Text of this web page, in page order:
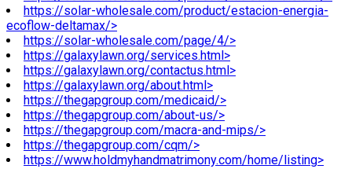
https://solar-wholesale.com/product/estacion-energia-
ecoflow-deltamax/>
https://solar-wholesale.com/page/4/>
https://galaxylawn.org/services.html>
https://galaxylawn.org/contactus.html>
https://galaxylawn.org/about.html>
https://thegapgroup.com/medicaid/>
https://thegapgroup.com/about-us/>
https://thegapgroup.com/macra-and-mips/>
https://thegapgroup.com/cqm/>
https://www.holdmyhandmatrimony.com/home/listing>